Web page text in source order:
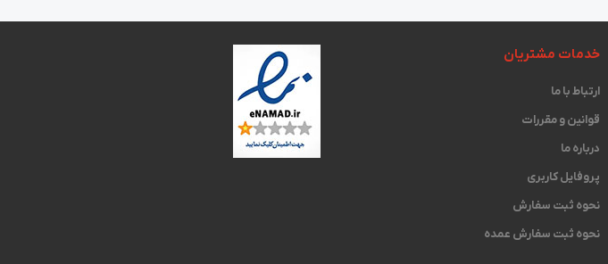
خدمات مشتریان
ارتباط با ما
قوانین و مقررات
درباره ما
پروفایل کاربری
نحوه ثبت سفارش
نحوه ثبت سفارش عمده